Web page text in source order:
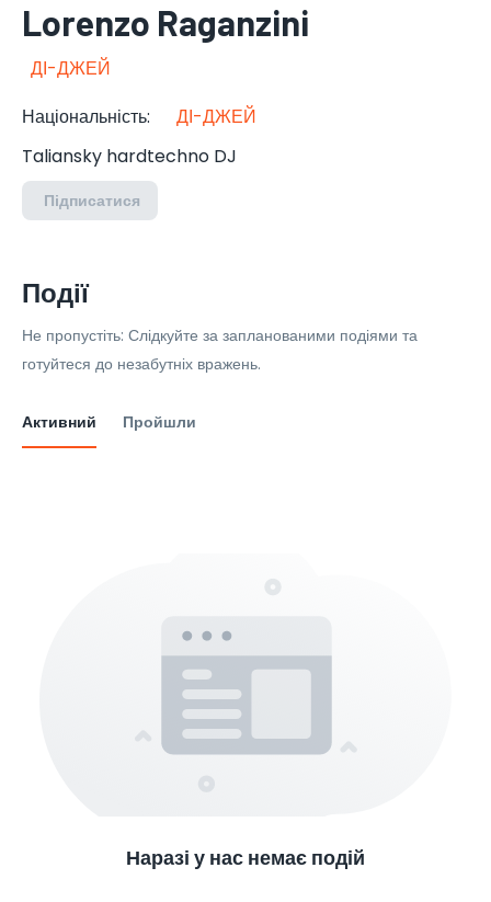
Lorenzo Raganzini
ДІ-ДЖЕЙ
Національність:
ДІ-ДЖЕЙ
Taliansky hardtechno DJ
Підписатися
Події
Не пропустіть: Слідкуйте за запланованими подіями та
готуйтеся до незабутніх вражень.
Активний Пройшли
Наразі у нас немає подій